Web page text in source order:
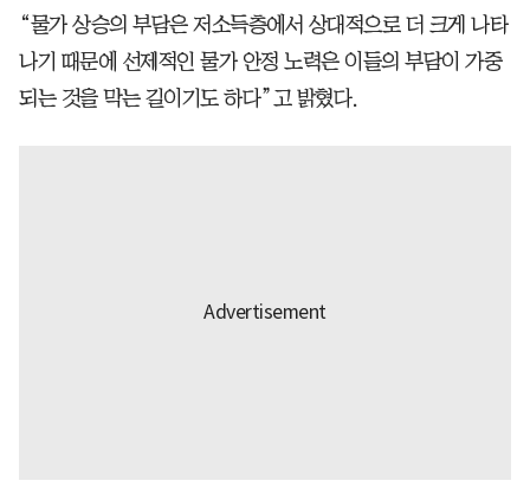
“물가 상승의 부담은 저소득층에서 상대적으로 더 크게 나타
나기 때문에 선제적인 물가 안정 노력은 이들의 부담이 가중
되는 것을 막는 길이기도 하다”고 밝혔다.